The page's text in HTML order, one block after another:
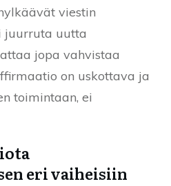
viestin
juurruta uutta
jopa vahvistaa
on uskottava ja
toimintaan, ei
eri vaiheisiin